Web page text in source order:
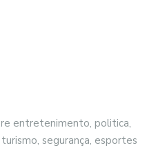
entretenimento, politica,
segurança, esportes